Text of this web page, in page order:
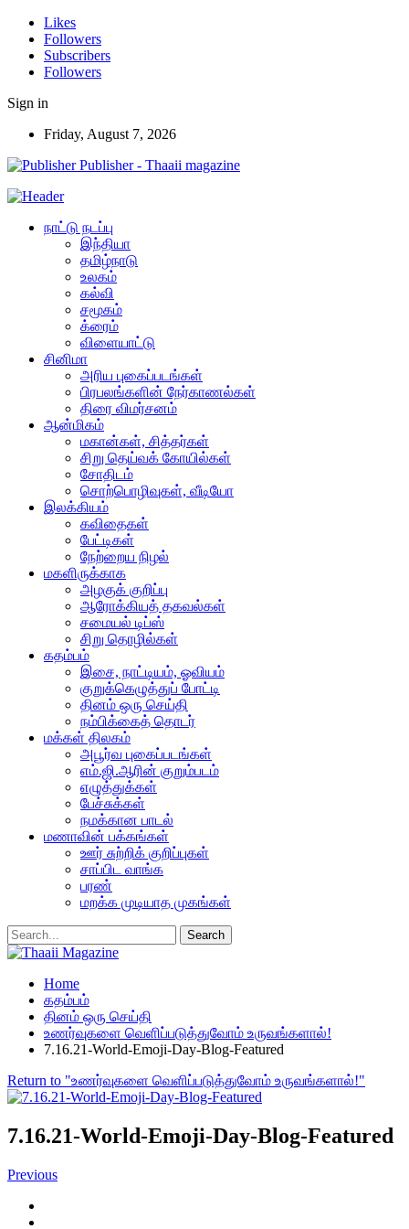
Likes
Followers
Subscribers
Followers
Sign in
Friday, August 7, 2026
Publisher - Thaaii magazine
நாட்டு நடப்பு
இந்தியா
தமிழ்நாடு
உலகம்
கல்வி
சமூகம்
க்ரைம்
விளையாட்டு
சினிமா
அரிய புகைப்படங்கள்
பிரபலங்களின் நேர்காணல்கள்
திரை விமர்சனம்
ஆன்மிகம்
மகான்கள், சித்தர்கள்
சிறு தெய்வக் கோயில்கள்
சோதிடம்
சொற்பொழிவுகள், வீடியோ
இலக்கியம்
கவிதைகள்
பேட்டிகள்
நேற்றைய நிழல்
மகளிருக்காக
அழகுக் குறிப்பு
ஆரோக்கியத் தகவல்கள்
சமையல் டிப்ஸ்
சிறு தொழில்கள்
கதம்பம்
இசை, நாட்டியம், ஓவியம்
குறுக்கெழுத்துப் போட்டி
தினம் ஒரு செய்தி
நம்பிக்கைத் தொடர்
மக்கள் திலகம்
அபூர்வ புகைப்படங்கள்
எம்.ஜி.ஆரின் குறும்படம்
எழுத்துக்கள்
பேச்சுக்கள்
நமக்கான பாடல்
மணாவின் பக்கங்கள்
ஊர் சுற்றிக் குறிப்புகள்
சாப்பிட வாங்க
பரண்
மறக்க முடியாத முகங்கள்
Home
கதம்பம்
தினம் ஒரு செய்தி
உணர்வுகளை வெளிப்படுத்துவோம் உருவங்களால்!
7.16.21-World-Emoji-Day-Blog-Featured
Return to "உணர்வுகளை வெளிப்படுத்துவோம் உருவங்களால்!"
7.16.21-World-Emoji-Day-Blog-Featured
Previous